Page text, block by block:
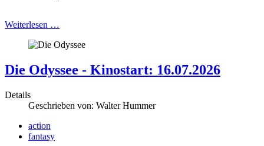
Weiterlesen …
Die Odyssee - Kinostart: 16.07.2026
Details
Geschrieben von: Walter Hummer
action
fantasy